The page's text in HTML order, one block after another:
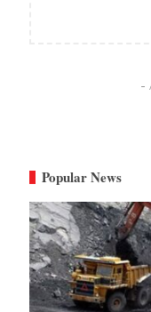
-
Popular News